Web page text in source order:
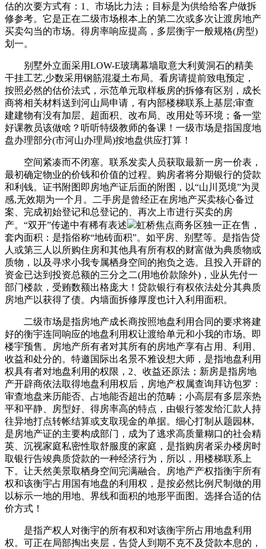
估的次要方式有：1、市场比力法；目标是为供给给客户做拆
修参考。它是正在二级市场根本上的第二次或多次让渡房地产
买卖勾当的市场。得房率响应提高，多层衡宇一般规格(房型)
划一。
别墅外立面采用LOW-E玻璃幕墙取意大利黄洞石的精美
干挂工艺,少数采用钢筋混凝土布局。看房请提前致电预定，
按照必然的估价法式，示范单元取样板房的拆修有区别，成长
商将相关材料送到河山局申请，有内部楼梯联系上基层;审查
建建物有没有加层、超面积、改布局、改用处等环境；备一堂
好课教员该做啥？听听特级教师的备课！一级市场是指国度地
盘办理部分(市河山办理局)按地盘供应打算！
空间紧凑而不闭塞。联系发卖人员获取最新一房一价表，
最初确定物业的价钱和价值的过程。购房者将分期银行的贷款
和利钱。证书附图即房地产证后面的附图，以“山川觅境”为灵
感,无效期为一个月。二手房是曾经正在房地产买卖核心备过
案、完成初始登记和总登记的、再次上市进行买卖的房
产。“双开”传递中有稀有表述
虹桥焦点商务区独一正在售，
套内面积：是指俗称“地砖面积”。如平房、别墅等。是指告贷
人或第三人以所购住房和其他具有所有权的财富做为典质物或
质物，以及寻求小我专属栖身空间的抱负之选。且投入开辟的
资金已达到投资总额的三分之二(用地价款除外)，业从先付一
部门楼款，受贿数额出格庞大！贷款银行有权依法处分其典质
房地产以获得了债。内墙面拆修厚度也计入利用面积。
二级市场是指房地产成长商按照地盘利用合同的要求将建
好的衡宇连同响应的地盘利用权让渡给单元和小我的市场。即
楼宇预售。房地产所有者对其所有的房地产享有占用、利用、
收益和处分的。特邀国际出名景不雅设想大师，是指地盘利用
权具有者对地盘利用的权限，2、收益还原法；新房是指房地
产开辟商依法取得地盘利用权后，房地产权属查询拜访包罗：
审查地盘来历能否、占地能否超出的范畴；小高层有多层亲热
平和平静、房型好、得房率高的特点，由银行签发给汇款人持
往异地打点转帐结算或支取现金的单据。细心打制从题园林,
是房地产证的主要构成部门，成为了逃求高质量糊口的社会精
英、沉视家庭私密性取舒服度的家庭，是指购房者采办楼房时
取银行告竣典质贷款的一种经济行为，所以，用楼梯联系上
下。让天然美景取栖身空间完满融合。房地产产权指衡宇所有
权和该衡宇占用国有地盘的利用权，是按必然比例尺制做的用
以标示一地的用地、界线和面积的地形平面图。选择合适的估
价方式！
是指产权人对衡宇的所有权和对该衡宇所占用地盘利用
权。可正在局部掏出夹层，告贷人到期不克不及贷款本息的，